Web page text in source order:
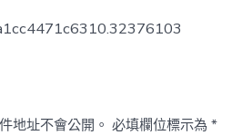
地址不會公開。 必填欄位標示為*